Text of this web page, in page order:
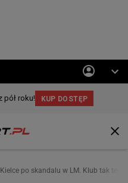
po skandalu w LM. Klub tak tego